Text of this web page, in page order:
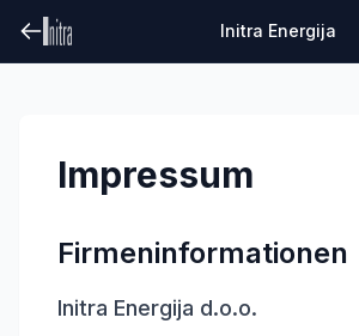
Initra Energija
Impressum
Firmeninformationen
Initra Energija d.o.o.